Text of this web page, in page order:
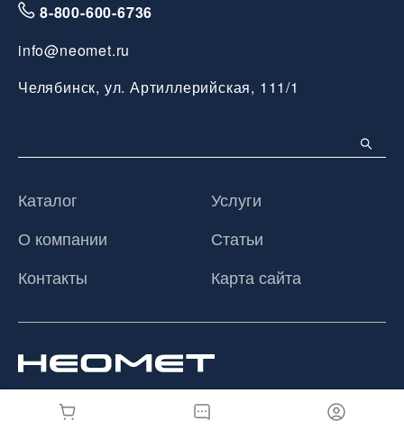
8-800-600-6736
info@neomet.ru
Челябинск, ул. Артиллерийская, 111/1
Каталог
Услуги
О компании
Статьи
Контакты
Карта сайта
© 2026 ООО «Неомет», Все права защищены